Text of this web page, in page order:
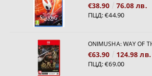
€38.90 76.08 лв.
ПЦД:€44.90
€63.90 124.98 лв.
ПЦД:€69.00